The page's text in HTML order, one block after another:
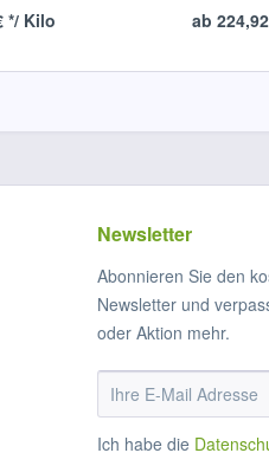
*/ Kilo ab
Newsletter
Abonnieren Sie den
Newsletter und
oder Aktion mehr.
Ich habe die